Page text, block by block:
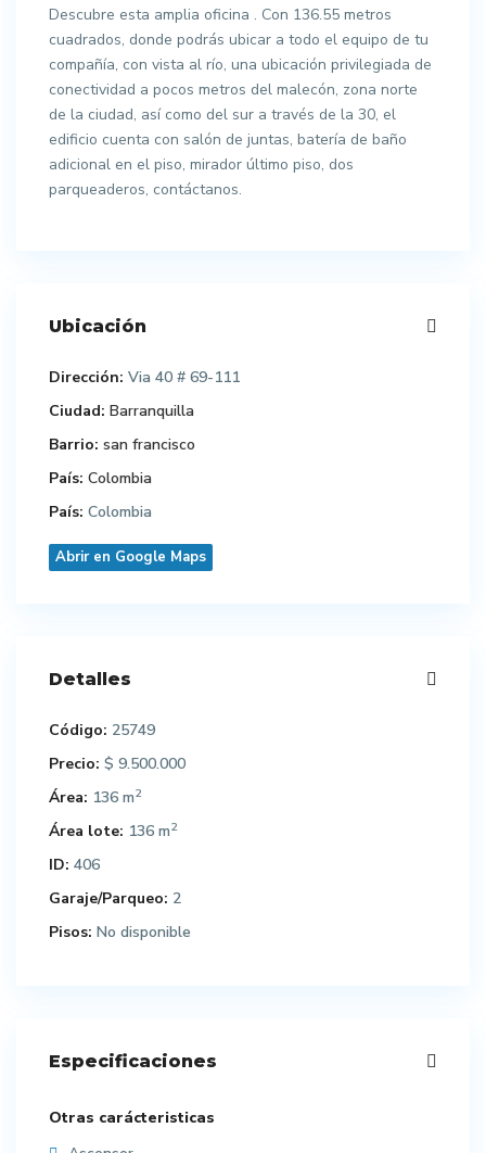
Descubre esta amplia oficina . Con 136.55 metros
cuadrados, donde podrás ubicar a todo el equipo de tu
compañía, con vista al río, una ubicación privilegiada de
conectividad a pocos metros del malecón, zona norte
de la ciudad, así como del sur a través de la 30, el
edificio cuenta con salón de juntas, batería de baño
adicional en el piso, mirador último piso, dos
parqueaderos, contáctanos.
Ubicación
Dirección: Via 40 # 69-111
Ciudad: Barranquilla
Barrio: san francisco
País: Colombia
País: Colombia
Abrir en Google Maps
Detalles
Código: 25749
Precio: $ 9.500.000
Área: 136 m2
Área lote: 136 m2
ID: 406
Garaje/Parqueo: 2
Pisos: No disponible
Especificaciones
Otras carácteristicas